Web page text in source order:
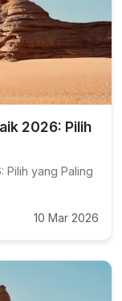
2026: Pilih
Pilih yang Paling
10 Mar 2026